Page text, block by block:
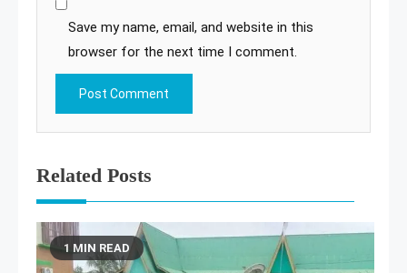
Save my name, email, and website in this
browser for the next time I comment.
Related Posts
1 MIN READ